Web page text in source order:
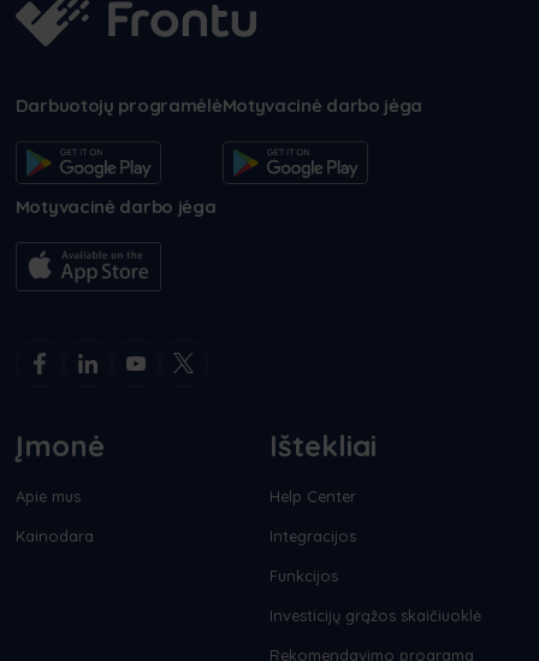
Darbuotojų programėlėMotyvacinė darbo jėga
Motyvacinė darbo jėga
Įmonė
Apie mus
Kainodara
Ištekliai
Help Center
Integracijos
Funkcijos
Investicijų grąžos skaičiuoklė
Rekomendavimo programa